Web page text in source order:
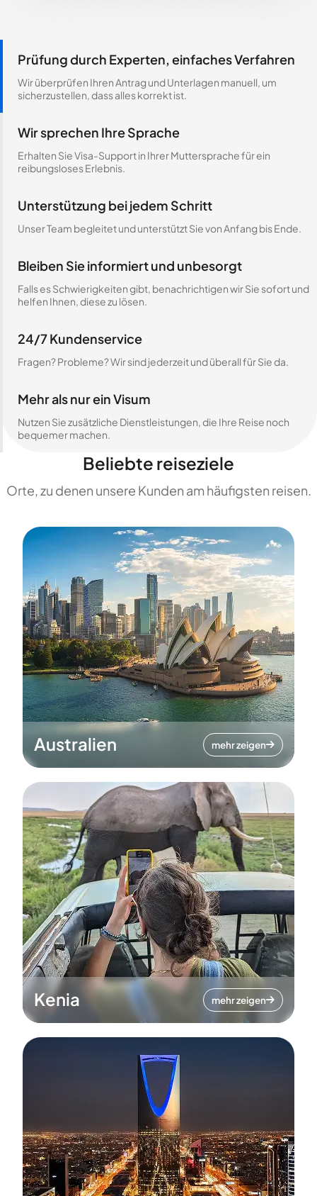
Prüfung durch Experten, einfaches Verfahren
Wir überprüfen Ihren Antrag und Unterlagen manuell, um
sicherzustellen, dass alles korrekt ist.
Wir sprechen Ihre Sprache
Erhalten Sie Visa-Support in Ihrer Muttersprache für ein
reibungsloses Erlebnis.
Unterstützung bei jedem Schritt
Unser Team begleitet und unterstützt Sie von Anfang bis Ende.
Bleiben Sie informiert und unbesorgt
Falls es Schwierigkeiten gibt, benachrichtigen wir Sie sofort und
helfen Ihnen, diese zu lösen.
24/7 Kundenservice
Fragen? Probleme? Wir sind jederzeit und überall für Sie da.
Mehr als nur ein Visum
Nutzen Sie zusätzliche Dienstleistungen, die Ihre Reise noch
bequemer machen.
Beliebte reiseziele
Orte, zu denen unsere Kunden am häufigsten reisen.
Australien mehr zeigen
Kenia mehr zeigen